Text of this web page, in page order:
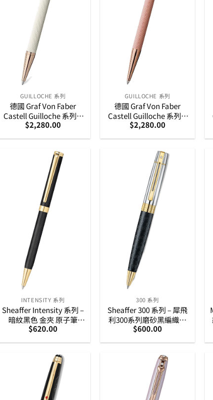
GUILLOCHE 系列
德國 Graf Von Faber
Castell Guilloche 系列 –
珍珠白配香檳金扭索紋原
$2,280.00
GUILLOCHE 系列
德國 Graf Von Faber
Castell Guilloche 系列 –
玫瑰金扭索紋原子筆
$2,280.00
INTENSITY 系列
Sheaffer Intensity 系列 –
暗紋黑色 金夾 原子筆
(E2924251)
$620.00
300 系列
Sheaffer 300 系列 – 犀飛
利300系列磨砂黑編織紋
配亮鋼金夾原子筆
$600.00